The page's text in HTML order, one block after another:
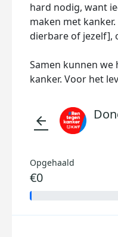
hard nodig, want
maken met
dierbare of jezelf],
Samen kunnen we
kanker. Voor het
arrow_back
Opgehaald
€0